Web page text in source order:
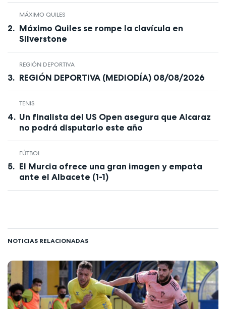
MÁXIMO QUILES
Máximo Quiles se rompe la clavícula en
Silverstone
REGIÓN DEPORTIVA
REGIÓN DEPORTIVA (MEDIODÍA) 08/08/2026
TENIS
Un finalista del US Open asegura que Alcaraz
no podrá disputarlo este año
FÚTBOL
El Murcia ofrece una gran imagen y empata
ante el Albacete (1-1)
NOTICIAS RELACIONADAS